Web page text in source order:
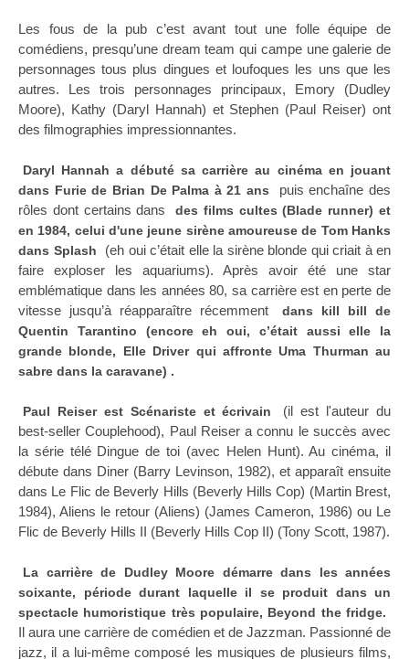
Les fous de la pub c’est avant tout une folle équipe de
comédiens, presqu’une dream team qui campe une galerie de
personnages tous plus dingues et loufoques les uns que les
autres. Les trois personnages principaux, Emory (Dudley
Moore), Kathy (Daryl Hannah) et Stephen (Paul Reiser) ont
des filmographies impressionnantes.
Daryl Hannah a débuté sa carrière au cinéma en jouant
dans Furie de Brian De Palma à 21 ans
puis enchaîne des
rôles dont certains dans
des films cultes (Blade runner) et
en 1984, celui d'une jeune sirène amoureuse de Tom Hanks
dans Splash
(eh oui c’était elle la sirène blonde qui criait à en
faire exploser les aquariums). Après avoir été une star
emblématique dans les années 80, sa carrière est en perte de
vitesse jusqu’à réapparaître récemment
dans kill bill de
Quentin Tarantino (encore eh oui, c’était aussi elle la
grande blonde, Elle Driver qui affronte Uma Thurman au
sabre dans la caravane) .
Paul Reiser est Scénariste et écrivain
(il est l'auteur du
best-seller Couplehood), Paul Reiser a connu le succès avec
la série télé Dingue de toi (avec Helen Hunt). Au cinéma, il
débute dans Diner (Barry Levinson, 1982), et apparaît ensuite
dans Le Flic de Beverly Hills (Beverly Hills Cop) (Martin Brest,
1984), Aliens le retour (Aliens) (James Cameron, 1986) ou Le
Flic de Beverly Hills II (Beverly Hills Cop II) (Tony Scott, 1987).
La carrière de Dudley Moore démarre dans les années
soixante, période durant laquelle il se produit dans un
spectacle humoristique très populaire, Beyond the fridge.
Il aura une carrière de comédien et de Jazzman. Passionné de
jazz, il a lui-même composé les musiques de plusieurs films,